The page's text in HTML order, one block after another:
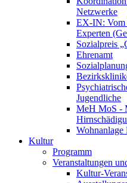
Netzwerke
EX-IN: Vom
Experten
Sozialpreis
Ehrenamt
Jugendliche
MeH MoS -
Wohnanlage
Kultur
Programm
Veranstaltungen
Kultur-